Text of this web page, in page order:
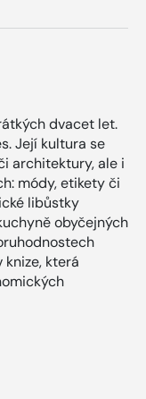
dvacet let.
Její kultura se
architektury, ale i
módy, etikety či
libůstky
obyčejných
která